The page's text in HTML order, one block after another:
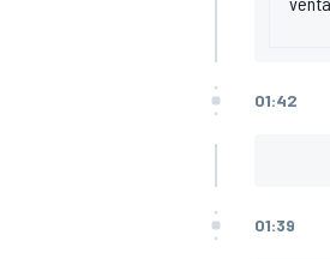
01:42
01:39